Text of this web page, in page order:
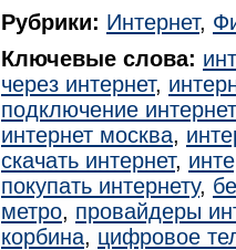
Рубрики: Интернет,
Ключевые слова:
через интернет,
подключение
интернет москва,
скачать интернет,
покупать интернету,
метро, провайдеры
корбина, цифровое